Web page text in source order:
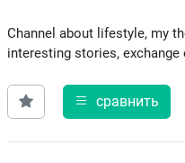
Channel about lifestyle, my
interesting stories,
сравнить